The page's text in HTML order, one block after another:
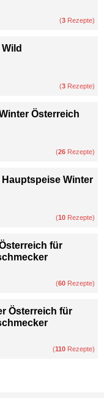
(3 Rezepte)
(3 Rezepte)
Österreich
(26 Rezepte)
Hauptspeise Winter
(10 Rezepte)
für
(60 Rezepte)
Österreich für
(110 Rezepte)